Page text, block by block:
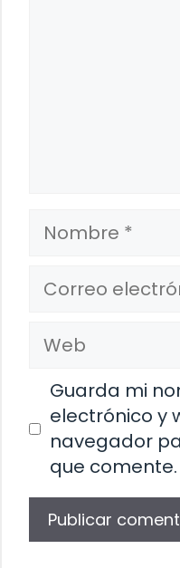
Nombre
Correo
electrónico
Web
Guarda mi
electrónico y
navegador
que comente.